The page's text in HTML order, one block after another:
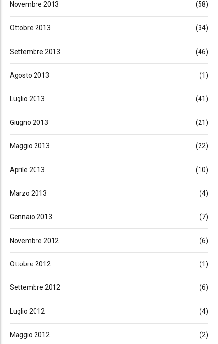
Novembre 2013 (58)
Ottobre 2013 (34)
Settembre 2013 (46)
Agosto 2013 (1)
Luglio 2013 (41)
Giugno 2013 (21)
Maggio 2013 (22)
Aprile 2013 (10)
Marzo 2013 (4)
Gennaio 2013 (7)
Novembre 2012 (6)
Ottobre 2012 (1)
Settembre 2012 (6)
Luglio 2012 (4)
Maggio 2012 (2)